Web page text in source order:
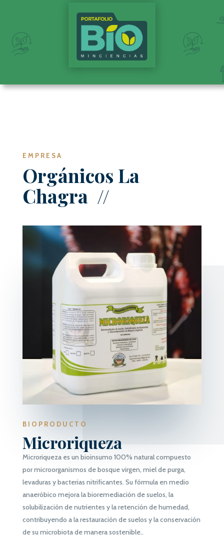
EMPRESA
Orgánicos La
Chagra //
BIOPRODUCTO
Microriqueza
Microriquezaes un bioinsumo 100% natural compuesto
por microorganismos de bosque virgen, miel de purga,
levaduras y bacterias nitrificantes. Su fórmula en medio
anaeróbico mejora labioremediación de suelos, la
solubilización de nutrientes y laretención de humedad,
contribuyendo a la restauración de suelos y la conservación
de su microbiota de manera sostenible..